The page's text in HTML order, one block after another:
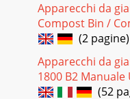
Apparecchi da
Compost Bin /
(2 pagine)
Apparecchi da
1800 B2
(52